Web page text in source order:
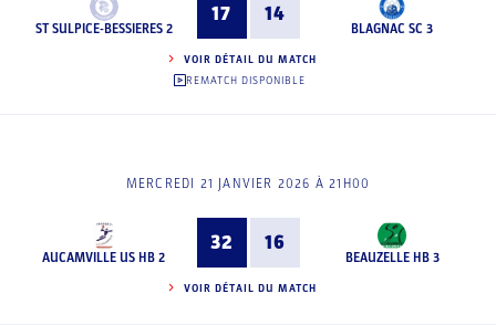
ST SULPICE-BESSIERES 2
17 14
BLAGNAC SC 3
VOIR DÉTAIL DU MATCH
REMATCH DISPONIBLE
MERCREDI 21 JANVIER 2026 À 21H00
AUCAMVILLE US HB 2
32 16
BEAUZELLE HB 3
VOIR DÉTAIL DU MATCH